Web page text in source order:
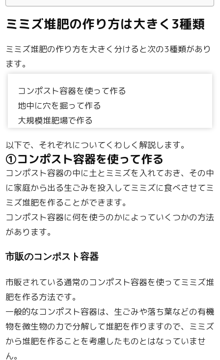
ミミズ堆肥の作り方は大きく3種類
ミミズ堆肥の作り方を大きく分けると次の3種類があり
ます。
コンポスト容器を使って作る
地中に穴を掘って作る
大規模堆肥場で作る
以下で、それぞれについてくわしく解説します。
①コンポスト容器を使って作る
コンポスト容器の中に土とミミズを入れておき、その中
に家庭から出る生ごみを投入してミミズに食べさせてミ
ミズ堆肥を作ることができます。
コンポスト容器に何を使うのかによっていくつかの方法
があります。
市販のコンポスト容器
市販されている通常のコンポスト容器を使ってミミズ堆
肥を作る方法です。
一般的なコンポスト容器は、生ごみや落ち葉などの有機
物を微生物の力で分解して堆肥を作りますので、ミミズ
から堆肥を作ることを考慮したものとはなっていませ
ん。